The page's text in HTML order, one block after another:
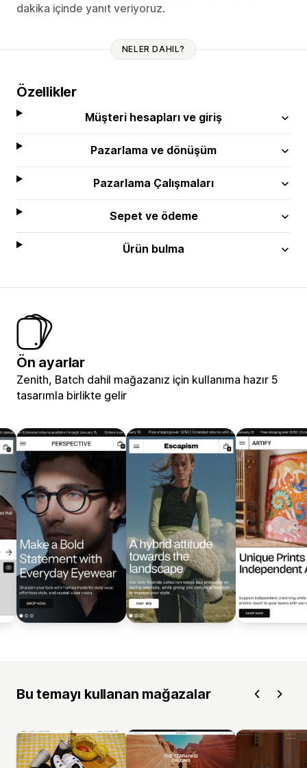
dakika içinde yanıt veriyoruz.
NELER DAHIL?
Özellikler
Müşteri hesapları ve giriş
Pazarlama ve dönüşüm
Pazarlama Çalışmaları
Sepet ve ödeme
Ürün bulma
Ön ayarlar
Zenith, Batch dahil mağazanız için kullanıma hazır 5
tasarımla birlikte gelir
Bu temayı kullanan mağazalar